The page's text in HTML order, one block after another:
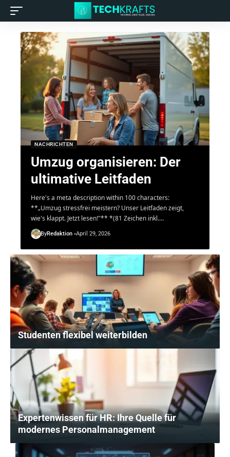
NACHRICHTEN
Umzug organisieren: Der
ultimative Leitfaden
Here's a meta description within 100 characters:
**„Umzug stressfrei meistern? Unser Leitfaden zeigt,
wie's klappt. Jetzt lesen!"** *(81 Zeichen inkl.…
ByRedaktion April 29, 2026
Studenten flexibel weiterbilden
Expertenwissen für HR: Ihre Quelle für
modernes Personalmanagement